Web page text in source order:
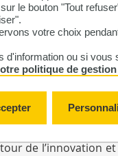
le bouton "Tout
votre choix
d'information ou si vous
politique de
la communauté
en amont de la
modalités de
Julia S., Béranger J.,
acteurs publics et
des innovations. Ces
méthodes, les
de l’innovation et